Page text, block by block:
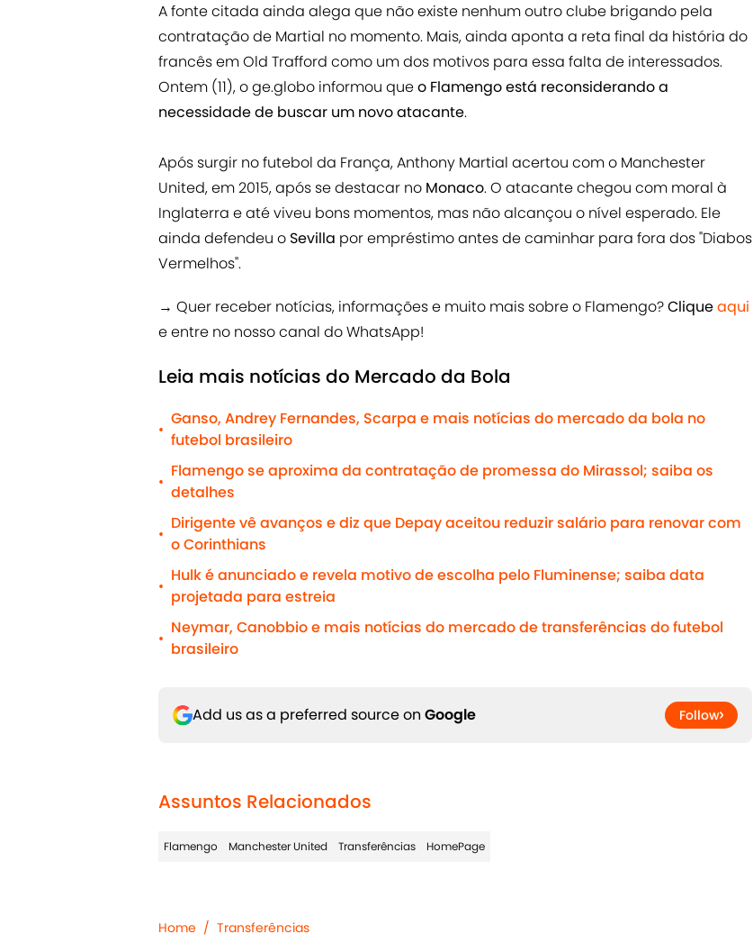
A fonte citada ainda alega que não existe nenhum outro clube brigando pela
contratação de Martial no momento. Mais, ainda aponta a reta final da história do
francês em Old Trafford como um dos motivos para essa falta de interessados.
Ontem (11), o ge.globo informou queo Flamengo está reconsiderando a
necessidade de buscar um novo atacante.
Após surgir no futebol da França, Anthony Martial acertou com o Manchester
United, em 2015, após se destacar no Monaco. O atacante chegou com moral à
Inglaterra e até viveu bons momentos, mas não alcançou o nível esperado. Ele
ainda defendeu o Sevilla por empréstimo antes de caminhar para fora dos "Diabos
Vermelhos".
→ Quer receber notícias, informações e muito mais sobre o Flamengo?Cliqueaqui
e entre no nosso canal do WhatsApp!
Leia mais notícias do Mercado da Bola
•
Ganso, Andrey Fernandes, Scarpa e mais notícias do mercado da bola no
futebol brasileiro
•
Flamengo se aproxima da contratação de promessa do Mirassol; saiba os
detalhes
•
Dirigente vê avanços e diz que Depay aceitou reduzir salário para renovar com
o Corinthians
•
Hulk é anunciado e revela motivo de escolha pelo Fluminense; saiba data
projetada para estreia
•
Neymar, Canobbio e mais notícias do mercado de transferências do futebol
brasileiro
Add us as a preferred source on Google Follow
Assuntos Relacionados
Flamengo Manchester United Transferências HomePage
Home / Transferências